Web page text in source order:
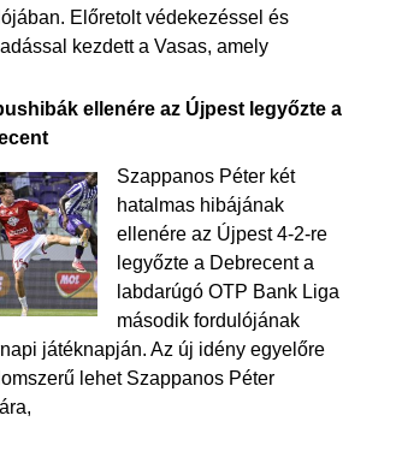
Előretolt védekezéssel és
kezdett a Vasas, amely
ellenére az Újpest legyőzte a
Szappanos Péter két
hatalmas hibájának
ellenére az Újpest 4-2-re
legyőzte a Debrecent a
labdarúgó OTP Bank Liga
második fordulójának
játéknapján. Az új idény egyelőre
lehet Szappanos Péter